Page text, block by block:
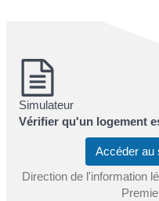
Simulateur
Vérifier qu'un logement
Accéder au
Direction de l'information